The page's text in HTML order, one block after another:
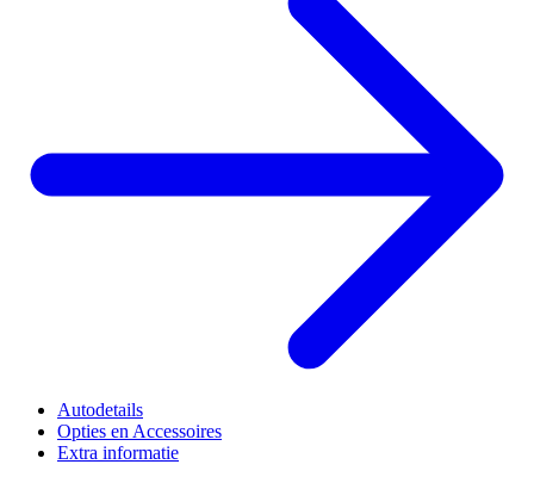
Autodetails
Opties en Accessoires
Extra informatie